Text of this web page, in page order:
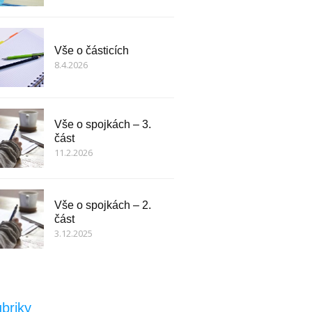
Vše o částicích
8.4.2026
Vše o spojkách – 3.
část
11.2.2026
Vše o spojkách – 2.
část
3.12.2025